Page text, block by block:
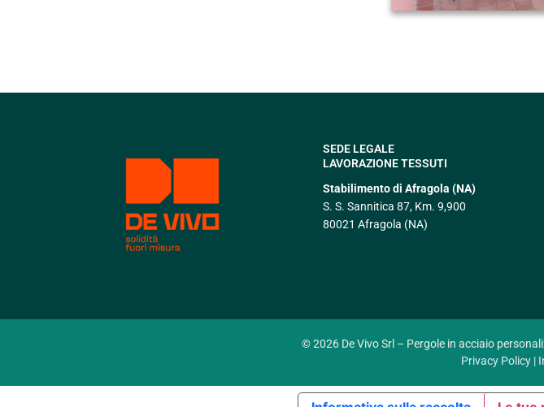
SEDE LEGALE
LAVORAZIONE TESSUTI
Stabilimento di Afragola (NA)
S. S. Sannitica 87, Km. 9,900
80021 Afragola (NA)
© 2026 De Vivo Srl – Pergole in acciaio
Privacy Policy |